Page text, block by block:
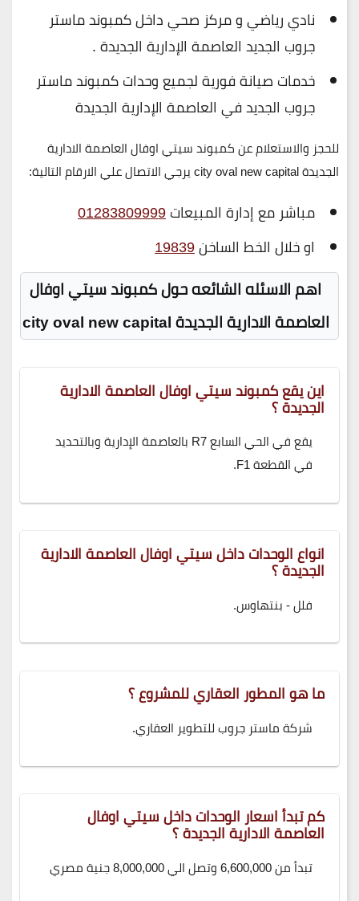
نادي رياضي و مركز صحي داخل كمبوند ماستر
جروب الجديد العاصمة الإدارية الجديدة .
خدمات صيانة فورية لجميع وحدات كمبوند ماستر
جروب الجديد في العاصمة الإدارية الجديدة
للحجز والاستعلام عن كمبوند سيتي اوفال العاصمة الادارية
الجديدة city oval new capital يرجي الاتصال علي الارقام التالية
:
مباشر مع إدارة المبيعات01283809999
او خلال الخط الساخن19839
اهم الاسئله الشائعه حول كمبوند سيتي اوفال
العاصمة الادارية الجديدة city oval new capital
اين يقع كمبوند سيتي اوفال العاصمة الادارية
الجديدة ؟
يقع في الحي السابع R7 بالعاصمة الإدارية وبالتحديد
في القطعة F1.
انواع الوحدات داخل سيتي اوفال العاصمة الادارية
الجديدة ؟
فلل - بنتهاوس.
ما هو المطور العقاري للمشروع ؟
شركة ماستر جروب للتطوير العقاري.
كم تبدأ اسعار الوحدات داخل سيتي اوفال
العاصمة الادارية الجديدة ؟
تبدأ من 6,600,000 وتصل الي 8,000,000 جنية مصري